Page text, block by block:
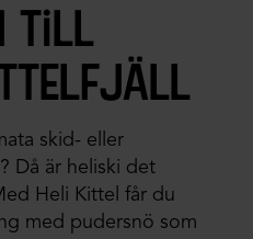
till
skid- eller
Då är heliski det
Heli Kittel får du
med pudersnö som